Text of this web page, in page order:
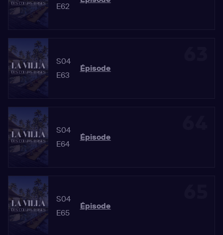
E62
S04
E63
Épisode
S04
E64
Épisode
S04
E65
Épisode